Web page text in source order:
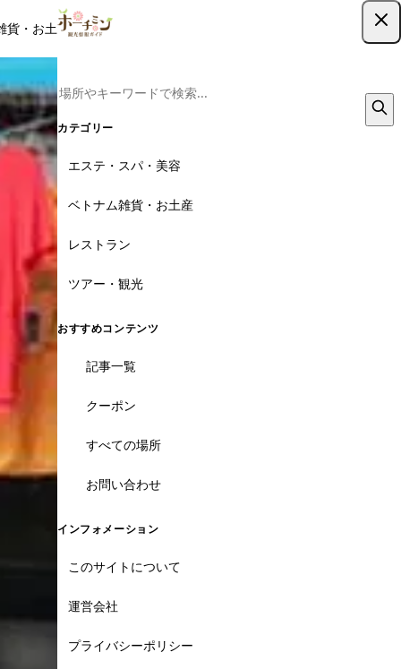
貨・お土産レストラン
カテゴリー
エステ・スパ・美容
ベトナム雑貨・お土産
レストラン
ツアー・観光
おすすめコンテンツ
記事一覧
クーポン
すべての場所
お問い合わせ
インフォメーション
このサイトについて
運営会社
プライバシーポリシー